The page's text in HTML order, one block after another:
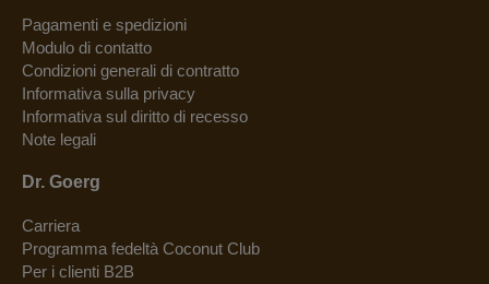
Pagamenti e spedizioni
Modulo di contatto
Condizioni generali di contratto
Informativa sulla privacy
Informativa sul diritto di recesso
Note legali
Dr. Goerg
Carriera
Programma fedeltà Coconut Club
Per i clienti B2B